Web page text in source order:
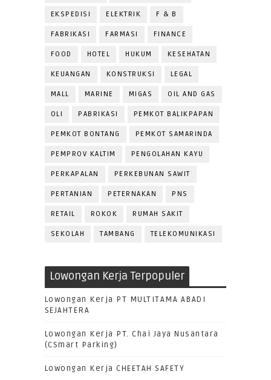
EKSPEDISI ELEKTRIK F & B
FABRIKASI FARMASI FINANCE
FOOD HOTEL HUKUM KESEHATAN
KEUANGAN KONSTRUKSI LEGAL
MALL MARINE MIGAS OIL AND GAS
OLI PABRIKASI PEMKOT BALIKPAPAN
PEMKOT BONTANG PEMKOT SAMARINDA
PEMPROV KALTIM PENGOLAHAN KAYU
PERKAPALAN PERKEBUNAN SAWIT
PERTANIAN PETERNAKAN PNS
RETAIL ROKOK RUMAH SAKIT
SEKOLAH TAMBANG TELEKOMUNIKASI
Lowongan Kerja Terpopuler
Lowongan Kerja PT MULTITAMA ABADI
SEJAHTERA
Lowongan Kerja PT. Chai Jaya Nusantara
(CSmart Parking)
Lowongan Kerja CHEETAH SAFETY